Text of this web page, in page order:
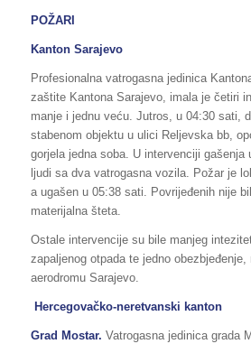
POŽARI
Kanton Sarajevo
Profesionalna vatrogasna jedinica
zaštite Kantona Sarajevo, imala je četiri
manje i jednu veću. Jutros, u 04:30 sati,
stabenom objektu u ulici Reljevska bb,
gorjela jedna soba. U intervenciji gašenja
ljudi sa dva vatrogasna vozila. Požar je
a ugašen u 05:38 sati. Povrijeđenih nije
materijalna šteta.
Ostale intervencije su bile manjeg
zapaljenog otpada te jedno obezbjeđenje,
aerodromu Sarajevo.
Hercegovačko-neretvanski kanton
Grad Mostar. Vatrogasna jedinica grada